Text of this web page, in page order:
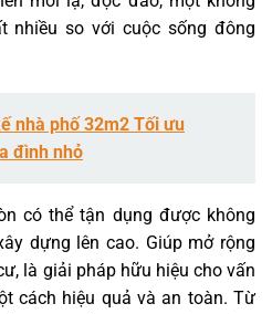
nhiều so với cuộc sống đông
nhà phố 32m2 Tối ưu
đình nhỏ
có thể tận dụng được không
dựng lên cao. Giúp mở rộng
là giải pháp hữu hiệu cho vấn
cách hiệu quả và an toàn. Từ